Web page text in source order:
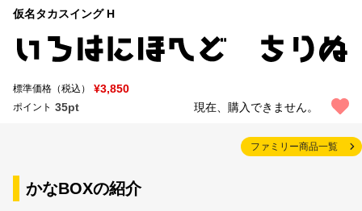
仮名タカスイング H
標準価格（税込） ¥3,850
ポイント 35pt 現在、購入できません。
ファミリー商品一覧
かなBOXの紹介